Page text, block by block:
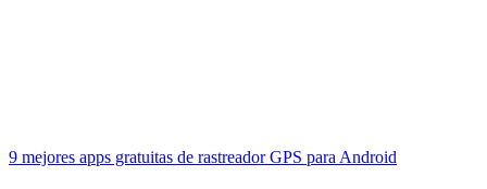
9 mejores apps gratuitas de rastreador GPS para Android